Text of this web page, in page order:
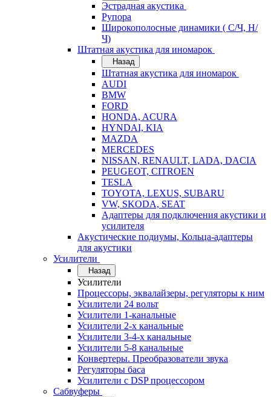
Эстрадная акустика
Рупора
Широкополосные динамики ( С/Ч, Н/
Ч)
Штатная акустика для иномарок
Назад
Штатная акустика для иномарок
AUDI
BMW
FORD
HONDA, ACURA
HYNDAI, KIA
MAZDA
MERCEDES
NISSAN, RENAULT, LADA, DACIA
PEUGEOT, CITROEN
TESLA
TOYOTA, LEXUS, SUBARU
VW, SKODA, SEAT
Адаптеры для подключения акустики и
усилителя
Акустические подиумы, Кольца-адаптеры
для акустики
Усилители
Назад
Усилители
Процессоры, эквалайзеры, регуляторы к ним
Усилители 24 вольт
Усилители 1-канальные
Усилители 2-х канальные
Усилители 3-4-х канальные
Усилители 5-8 канальные
Конвертеры. Преобразователи звука
Регуляторы баса
Усилители с DSP процессором
Сабвуферы